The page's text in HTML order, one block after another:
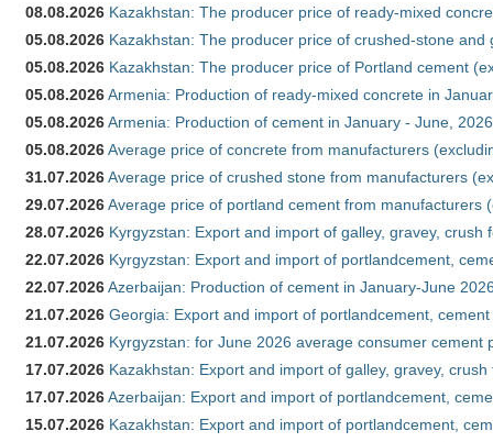
08.08.2026 Kazakhstan: The producer price of ready-mixed
05.08.2026 Kazakhstan: The producer price of crushed-stone and
05.08.2026 Kazakhstan: The producer price of Portland cement
05.08.2026Armenia: Production of ready-mixed concrete in
05.08.2026Armenia: Production of cement in January - June, 2026
05.08.2026Average price of concrete from manufacturers
31.07.2026Average price of crushed stone from manufacturers
29.07.2026Average price of portland cement from manufacturers
28.07.2026 Kyrgyzstan: Export and import of galley, gravey,
22.07.2026 Kyrgyzstan: Export and import of portlandcement,
22.07.2026Azerbaijan: Production of cement in January-June
21.07.2026 Georgia: Export and import of portlandcement,
21.07.2026 Kyrgyzstan: for June 2026 average consumer cement
17.07.2026 Kazakhstan: Export and import of galley, gravey,
17.07.2026Azerbaijan: Export and import of portlandcement,
15.07.2026 Kazakhstan: Export and import of portlandcement,